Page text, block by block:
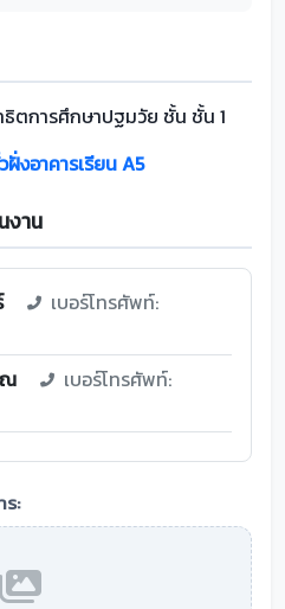
ตการศึกษาปฐมวัย ชั้น ชั้น 1
ฝั่งอาคารเรียน A5
งาน
เบอร์โทรศัพท์:
ณ
เบอร์โทรศัพท์:
ร: